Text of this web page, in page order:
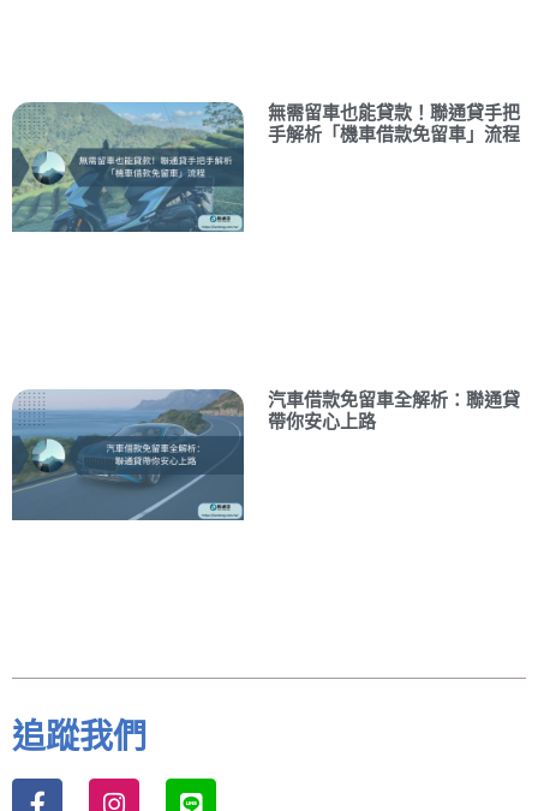
無需留車也能貸款！聯通貸手把
手解析「機車借款免留車」流程
汽車借款免留車全解析：聯通貸
帶你安心上路
追蹤我們